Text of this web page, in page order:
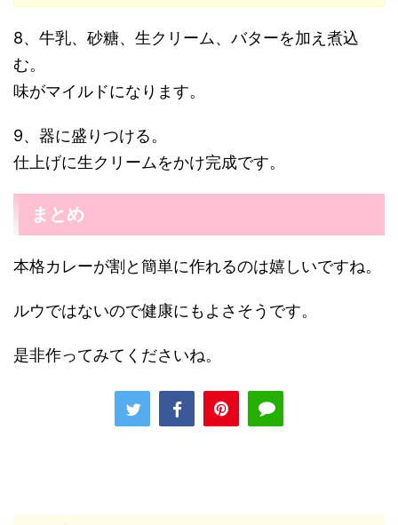
8、牛乳、砂糖、生クリーム、バターを加え煮込
む。
味がマイルドになります。
9、器に盛りつける。
仕上げに生クリームをかけ完成です。
まとめ
本格カレーが割と簡単に作れるのは嬉しいですね。
ルウではないので健康にもよさそうです。
是非作ってみてくださいね。